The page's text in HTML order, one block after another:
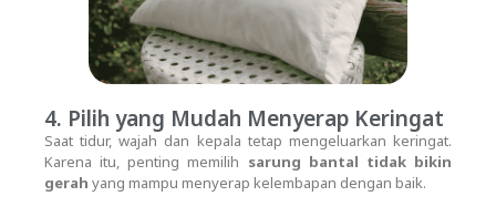
4. Pilih yang Mudah Menyerap Keringat
Saat tidur, wajah dan kepala tetap mengeluarkan keringat.
Karena itu, penting memilih sarung bantal tidak bikin
gerah yang mampu menyerap kelembapan dengan baik.